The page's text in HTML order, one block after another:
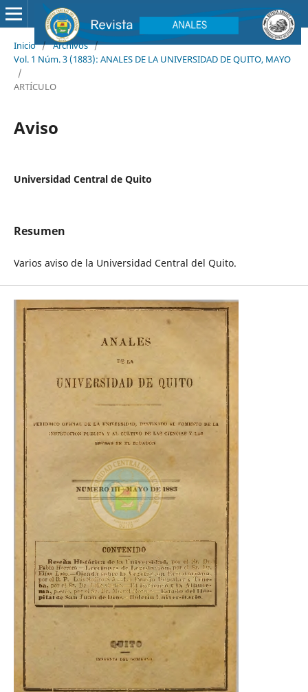
Inicio / Archivos /
Vol. 1 Núm. 3 (1883): ANALES DE LA UNIVERSIDAD DE QUITO, MAYO
/
ARTÍCULO
Aviso
Universidad Central de Quito
Resumen
Varios aviso de la Universidad Central del Quito.